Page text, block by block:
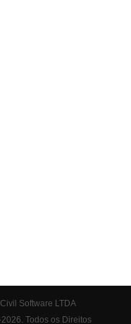
Software LTDA
Todos os Direitos